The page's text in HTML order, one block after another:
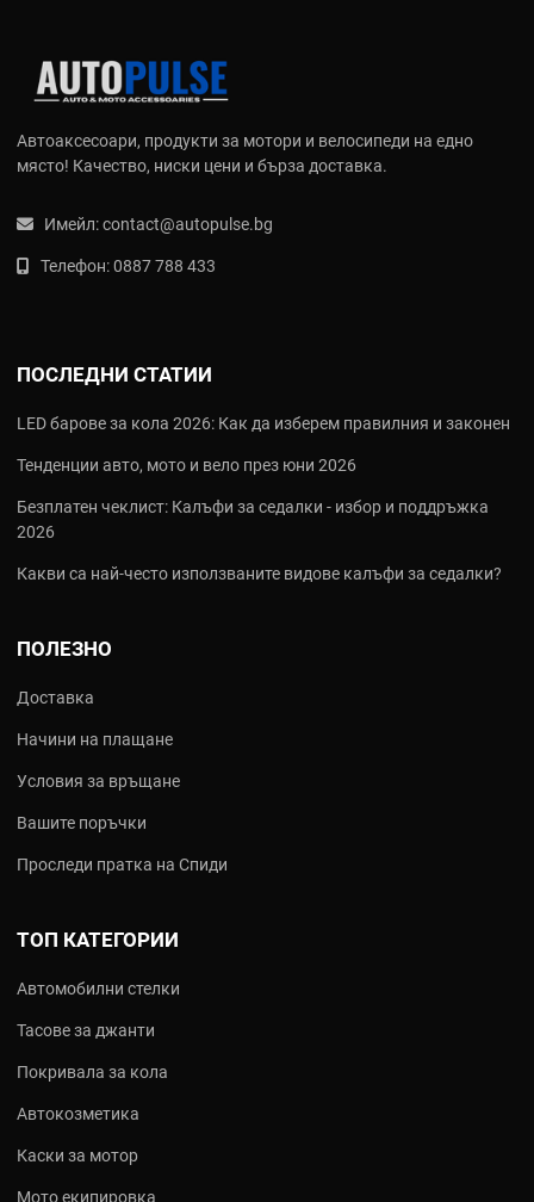
Автоаксесоари, продукти за мотори и велосипеди на едно
място! Качество, ниски цени и бърза доставка.
Имейл:contact@autopulse.bg
Телефон:0887 788 433
ПОСЛЕДНИ СТАТИИ
LED барове за кола 2026: Как да изберем правилния и законен
Тенденции авто, мото и вело през юни 2026
Безплатен чеклист: Калъфи за седалки - избор и поддръжка
2026
Какви са най‑често използваните видове калъфи за седалки?
ПОЛЕЗНО
Доставка
Начини на плащане
Условия за връщане
Вашите поръчки
Проследи пратка на Спиди
ТОП КАТЕГОРИИ
Автомобилни стелки
Тасове за джанти
Покривала за кола
Автокозметика
Каски за мотор
Мото екипировка